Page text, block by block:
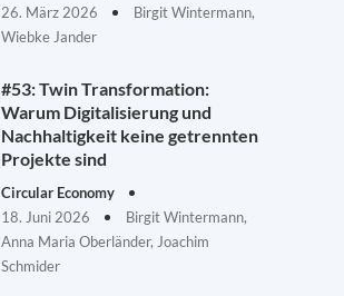
26. März 2026
Birgit Wintermann,
Wiebke Jander
#53: Twin Transformation:
Warum Digitalisierung und
Nachhaltigkeit keine getrennten
Projekte sind
Circular Economy
18. Juni 2026
Birgit Wintermann,
Anna Maria Oberländer, Joachim
Schmider